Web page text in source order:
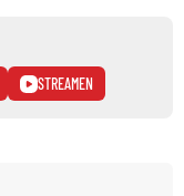
STREAMEN